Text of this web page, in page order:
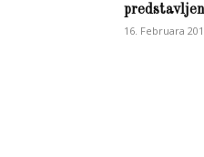
16. Februara